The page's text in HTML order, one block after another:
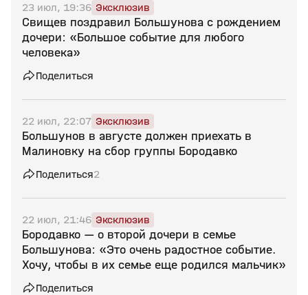
23 июл, 19:36 Эксклюзив
Свищев поздравил Большунова с рождением
дочери: «Большое событие для любого
человека»
Поделиться
22 июл, 22:07 Эксклюзив
Большунов в августе должен приехать в
Малиновку на сбор группы Бородавко
Поделиться2
22 июл, 21:46 Эксклюзив
Бородавко — о второй дочери в семье
Большунова: «Это очень радостное событие.
Хочу, чтобы в их семье еще родился мальчик»
Поделиться